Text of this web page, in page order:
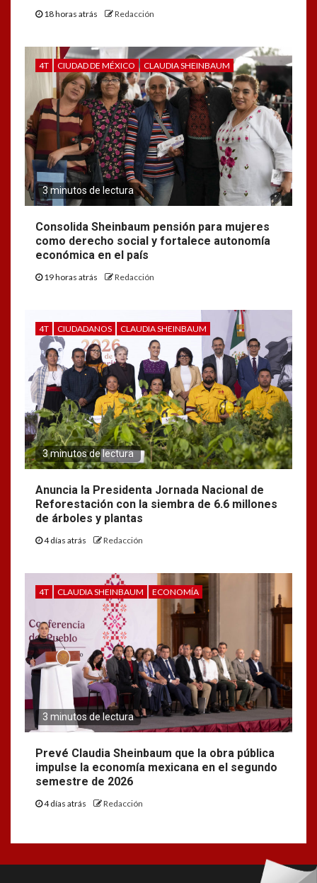
18 horas atrás Redacción
4T CIUDAD DE MÉXICO CLAUDIA SHEINBAUM
3 minutos de lectura
Consolida Sheinbaum pensión para mujeres
como derecho social y fortalece autonomía
económica en el país
19 horas atrás Redacción
4T CIUDADANOS CLAUDIA SHEINBAUM
3 minutos de lectura
Anuncia la Presidenta Jornada Nacional de
Reforestación con la siembra de 6.6 millones
de árboles y plantas
4 días atrás Redacción
4T CLAUDIA SHEINBAUM ECONOMÍA
3 minutos de lectura
Prevé Claudia Sheinbaum que la obra pública
impulse la economía mexicana en el segundo
semestre de 2026
4 días atrás Redacción